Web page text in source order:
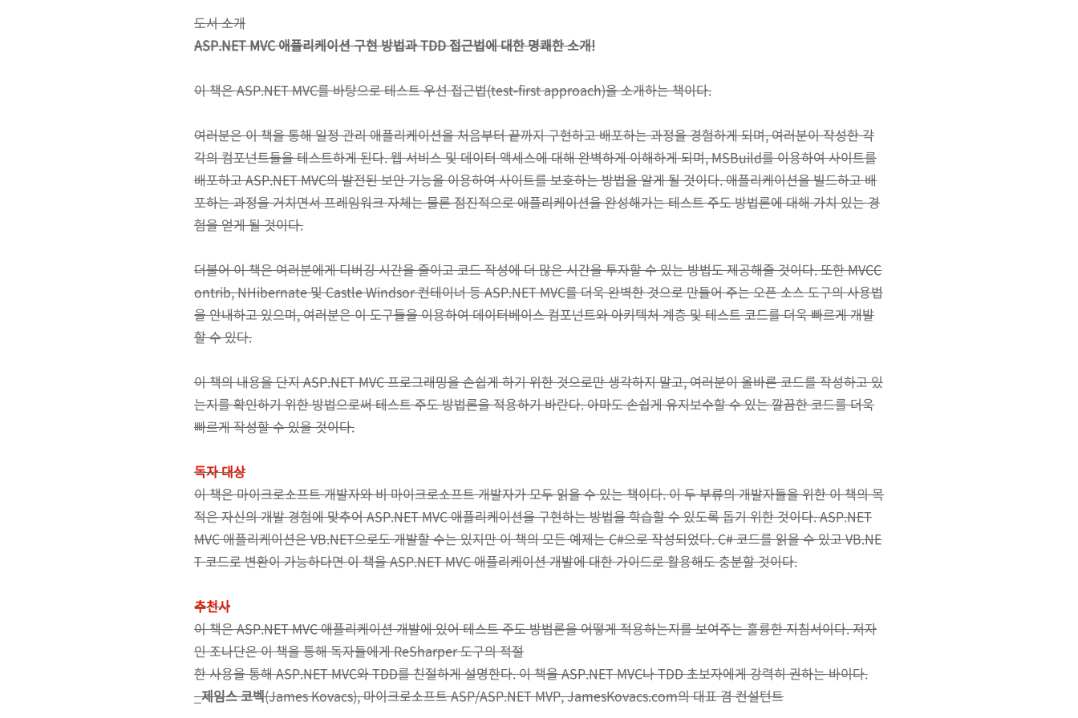
도서 소개
ASP.NET MVC 애플리케이션 구현 방법과 TDD 접근법에 대한 명쾌한 소개!
이 책은 ASP.NET MVC를 바탕으로 테스트 우선 접근법(test-first approach)을 소개하는 책이다.
여러분은 이 책을 통해 일정 관리 애플리케이션을 처음부터 끝까지 구현하고 배포하는 과정을 경험하게 되며, 여러분이 작성한 각
각의 컴포넌트들을 테스트하게 된다. 웹 서비스 및 데이터 액세스에 대해 완벽하게 이해하게 되며, MSBuild를 이용하여 사이트를
배포하고 ASP.NET MVC의 발전된 보안 기능을 이용하여 사이트를 보호하는 방법을 알게 될 것이다. 애플리케이션을 빌드하고 배
포하는 과정을 거치면서 프레임워크 자체는 물론 점진적으로 애플리케이션을 완성해가는 테스트 주도 방법론에 대해 가치 있는 경
험을 얻게 될 것이다.
더불어 이 책은 여러분에게 디버깅 시간을 줄이고 코드 작성에 더 많은 시간을 투자할 수 있는 방법도 제공해줄 것이다. 또한 MVCC
ontrib, NHibernate 및 Castle Windsor 컨테이너 등 ASP.NET MVC를 더욱 완벽한 것으로 만들어 주는 오픈 소스 도구의 사용법
을 안내하고 있으며, 여러분은 이 도구들을 이용하여 데이터베이스 컴포넌트와 아키텍처 계층 및 테스트 코드를 더욱 빠르게 개발
할 수 있다.
이 책의 내용을 단지 ASP.NET MVC 프로그래밍을 손쉽게 하기 위한 것으로만 생각하지 말고, 여러분이 올바른 코드를 작성하고 있
는지를 확인하기 위한 방법으로써 테스트 주도 방법론을 적용하기 바란다. 아마도 손쉽게 유지보수할 수 있는 깔끔한 코드를 더욱
빠르게 작성할 수 있을 것이다.
독자 대상
이 책은 마이크로소프트 개발자와 비 마이크로소프트 개발자가 모두 읽을 수 있는 책이다. 이 두 부류의 개발자들을 위한 이 책의 목
적은 자신의 개발 경험에 맞추어 ASP.NET MVC 애플리케이션을 구현하는 방법을 학습할 수 있도록 돕기 위한 것이다. ASP.NET
MVC 애플리케이션은 VB.NET으로도 개발할 수는 있지만 이 책의 모든 예제는 C#으로 작성되었다. C# 코드를 읽을 수 있고 VB.NE
T 코드로 변환이 가능하다면 이 책을 ASP.NET MVC 애플리케이션 개발에 대한 가이드로 활용해도 충분할 것이다.
추천사
이 책은 ASP.NET MVC 애플리케이션 개발에 있어 테스트 주도 방법론을 어떻게 적용하는지를 보여주는 훌륭한 지침서이다. 저자
인 조나단은 이 책을 통해 독자들에게 ReSharper 도구의 적절
한 사용을 통해 ASP.NET MVC와 TDD를 친절하게 설명한다. 이 책을 ASP.NET MVC나 TDD 초보자에게 강력히 권하는 바이다.
_제임스 코벡(James Kovacs), 마이크로소프트 ASP/ASP.NET MVP, JamesKovacs.com의 대표 겸 컨설턴트